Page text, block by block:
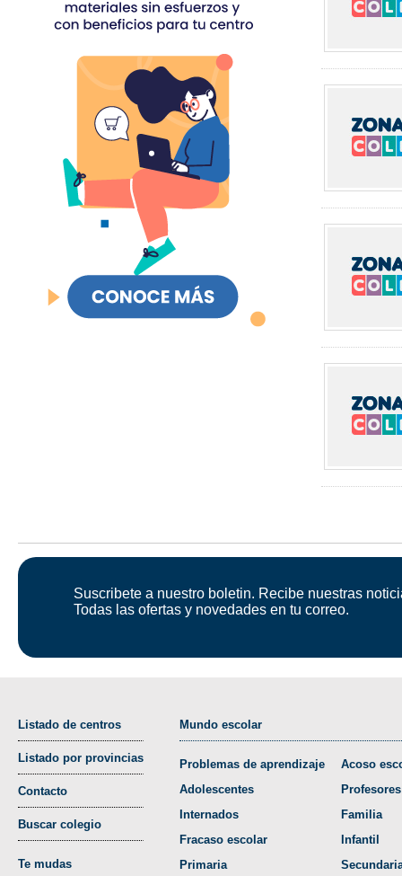
Suscribete a nuestro boletin. Recibe nuestras
Todas las ofertas y novedades en tu correo.
Listado de centros
Listado por provincias
Contacto
Buscar colegio
Te mudas
Mundo escolar
Problemas de aprendizaje
Adolescentes
Internados
Fracaso escolar
Primaria
Acoso
Profesores
Familia
Infantil